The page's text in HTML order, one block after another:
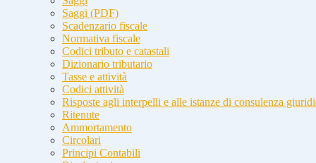
Saggi (PDF)
Scadenzario fiscale
Normativa fiscale
Codici tributo e catastali
Dizionario tributario
Tasse e attività
Codici attività
Risposte agli interpelli e alle istanze di consulenza
Ritenute
Ammortamento
Circolari
Principi Contabili